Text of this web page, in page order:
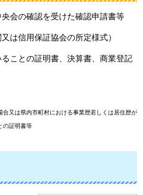
会の確認を受けた確認申請書等
は信用保証協会の所定様式）
ことの証明書、決算書、商業登記
又は県内市町村における事業歴若しくは居住歴が
の証明書等